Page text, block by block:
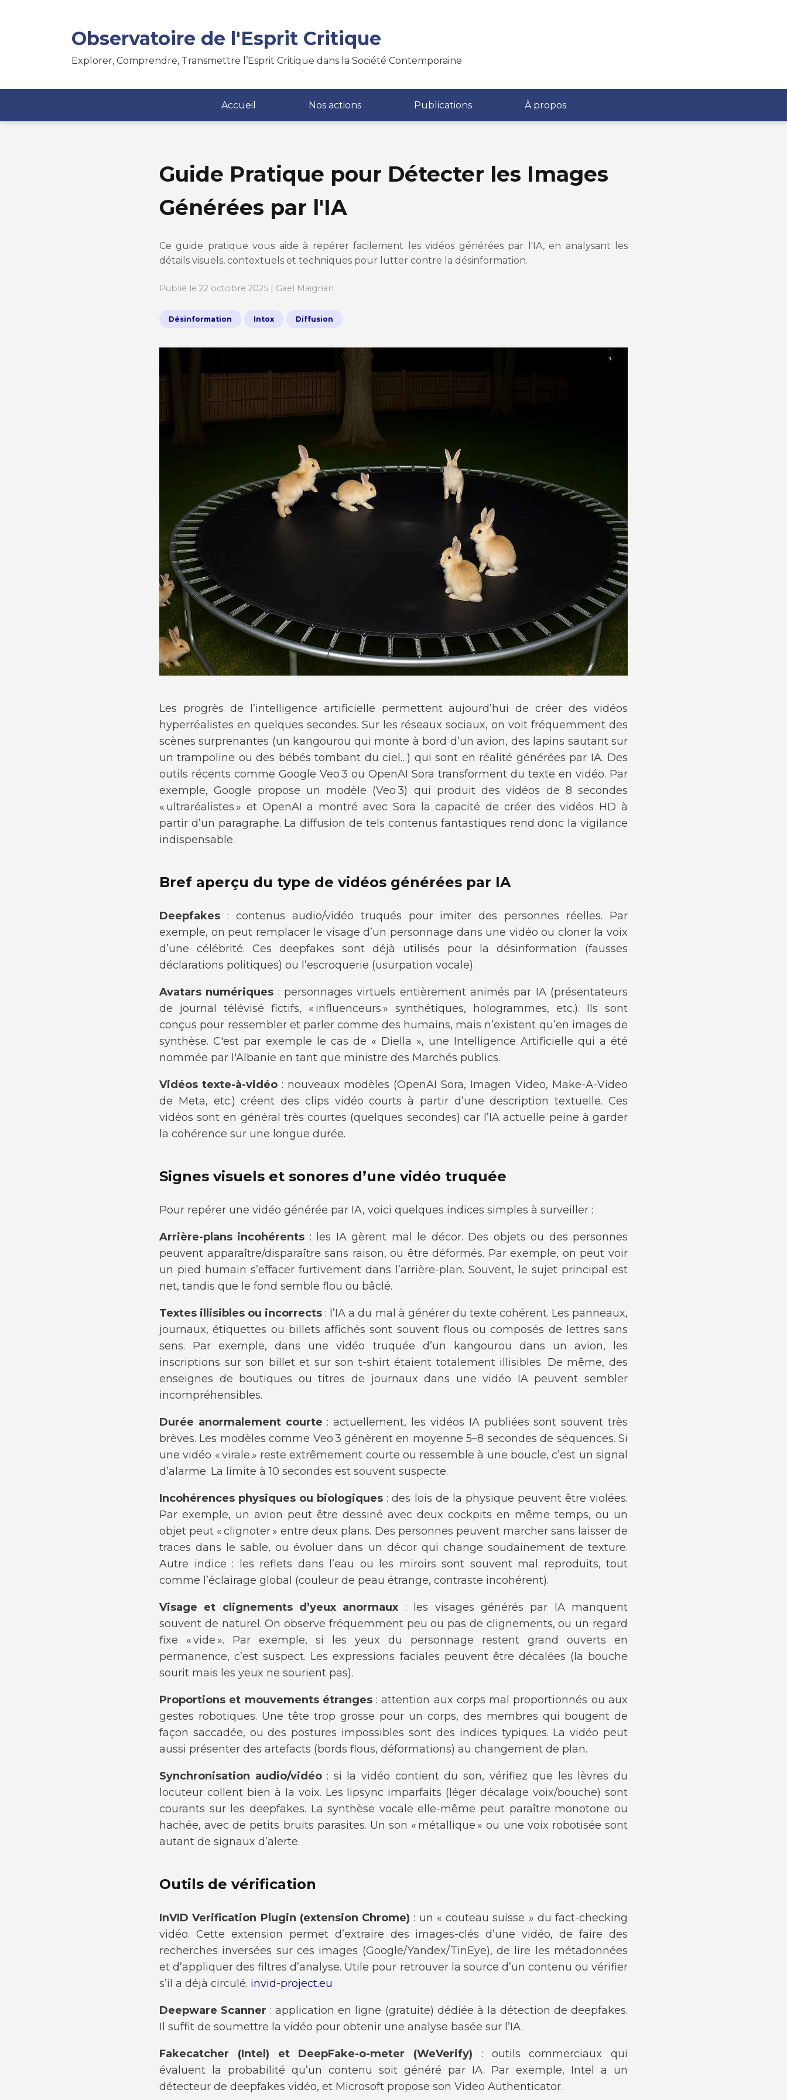
Observatoire de l'Esprit Critique
Explorer, Comprendre, Transmettre l’Esprit Critique dans la Société Contemporaine
Accueil Nos actions Publications À propos
Guide Pratique pour Détecter les Images
Générées par l'IA
Ce guide pratique vous aide à repérer facilement les vidéos générées par l'IA, en analysant les
détails visuels, contextuels et techniques pour lutter contre la désinformation.
Publié le 22 octobre 2025 | Gaël Maignan
Désinformation Intox Diffusion
Les progrès de l’intelligence artificielle permettent aujourd’hui de créer des vidéos
hyperréalistes en quelques secondes. Sur les réseaux sociaux, on voit fréquemment des
scènes surprenantes (un kangourou qui monte à bord d’un avion, des lapins sautant sur
un trampoline ou des bébés tombant du ciel…) qui sont en réalité générées par IA. Des
outils récents comme Google Veo 3 ou OpenAI Sora transforment du texte en vidéo. Par
exemple, Google propose un modèle (Veo 3) qui produit des vidéos de 8 secondes
« ultraréalistes » et OpenAI a montré avec Sora la capacité de créer des vidéos HD à
partir d’un paragraphe. La diffusion de tels contenus fantastiques rend donc la vigilance
indispensable.
Bref aperçu du type de vidéos générées par IA
Deepfakes : contenus audio/vidéo truqués pour imiter des personnes réelles. Par
exemple, on peut remplacer le visage d’un personnage dans une vidéo ou cloner la voix
d’une célébrité. Ces deepfakes sont déjà utilisés pour la désinformation (fausses
déclarations politiques) ou l’escroquerie (usurpation vocale).
Avatars numériques : personnages virtuels entièrement animés par IA (présentateurs
de journal télévisé fictifs, « influenceurs » synthétiques, hologrammes, etc.). Ils sont
conçus pour ressembler et parler comme des humains, mais n’existent qu’en images de
synthèse. C'est par exemple le cas de « Diella », une Intelligence Artificielle qui a été
nommée par l'Albanie en tant que ministre des Marchés publics.
Vidéos texte-à-vidéo : nouveaux modèles (OpenAI Sora, Imagen Video, Make-A-Video
de Meta, etc.) créent des clips vidéo courts à partir d’une description textuelle. Ces
vidéos sont en général très courtes (quelques secondes) car l’IA actuelle peine à garder
la cohérence sur une longue durée.
Signes visuels et sonores d’une vidéo truquée
Pour repérer une vidéo générée par IA, voici quelques indices simples à surveiller :
Arrière-plans incohérents : les IA gèrent mal le décor. Des objets ou des personnes
peuvent apparaître/disparaître sans raison, ou être déformés. Par exemple, on peut voir
un pied humain s’effacer furtivement dans l’arrière-plan. Souvent, le sujet principal est
net, tandis que le fond semble flou ou bâclé.
Textes illisibles ou incorrects : l’IA a du mal à générer du texte cohérent. Les panneaux,
journaux, étiquettes ou billets affichés sont souvent flous ou composés de lettres sans
sens. Par exemple, dans une vidéo truquée d’un kangourou dans un avion, les
inscriptions sur son billet et sur son t-shirt étaient totalement illisibles. De même, des
enseignes de boutiques ou titres de journaux dans une vidéo IA peuvent sembler
incompréhensibles.
Durée anormalement courte : actuellement, les vidéos IA publiées sont souvent très
brèves. Les modèles comme Veo 3 génèrent en moyenne 5–8 secondes de séquences. Si
une vidéo « virale » reste extrêmement courte ou ressemble à une boucle, c’est un signal
d’alarme. La limite à 10 secondes est souvent suspecte.
Incohérences physiques ou biologiques : des lois de la physique peuvent être violées.
Par exemple, un avion peut être dessiné avec deux cockpits en même temps, ou un
objet peut « clignoter » entre deux plans. Des personnes peuvent marcher sans laisser de
traces dans le sable, ou évoluer dans un décor qui change soudainement de texture.
Autre indice : les reflets dans l’eau ou les miroirs sont souvent mal reproduits, tout
comme l’éclairage global (couleur de peau étrange, contraste incohérent).
Visage et clignements d’yeux anormaux : les visages générés par IA manquent
souvent de naturel. On observe fréquemment peu ou pas de clignements, ou un regard
fixe « vide ». Par exemple, si les yeux du personnage restent grand ouverts en
permanence, c’est suspect. Les expressions faciales peuvent être décalées (la bouche
sourit mais les yeux ne sourient pas).
Proportions et mouvements étranges: attention aux corps mal proportionnés ou aux
gestes robotiques. Une tête trop grosse pour un corps, des membres qui bougent de
façon saccadée, ou des postures impossibles sont des indices typiques. La vidéo peut
aussi présenter des artefacts (bords flous, déformations) au changement de plan.
Synchronisation audio/vidéo: si la vidéo contient du son, vérifiez que les lèvres du
locuteur collent bien à la voix. Les lipsync imparfaits (léger décalage voix/bouche) sont
courants sur les deepfakes. La synthèse vocale elle-même peut paraître monotone ou
hachée, avec de petits bruits parasites. Un son « métallique » ou une voix robotisée sont
autant de signaux d’alerte.
Outils de vérification
InVID Verification Plugin (extension Chrome) : un « couteau suisse » du fact-checking
vidéo. Cette extension permet d’extraire des images-clés d’une vidéo, de faire des
recherches inversées sur ces images (Google/Yandex/TinEye), de lire les métadonnées
et d’appliquer des filtres d’analyse. Utile pour retrouver la source d’un contenu ou vérifier
s’il a déjà circulé. invid-project.eu
Deepware Scanner : application en ligne (gratuite) dédiée à la détection de deepfakes.
Il suffit de soumettre la vidéo pour obtenir une analyse basée sur l’IA.
Fakecatcher (Intel) et DeepFake-o-meter (WeVerify) : outils commerciaux qui
évaluent la probabilité qu’un contenu soit généré par IA. Par exemple, Intel a un
détecteur de deepfakes vidéo, et Microsoft propose son Video Authenticator.